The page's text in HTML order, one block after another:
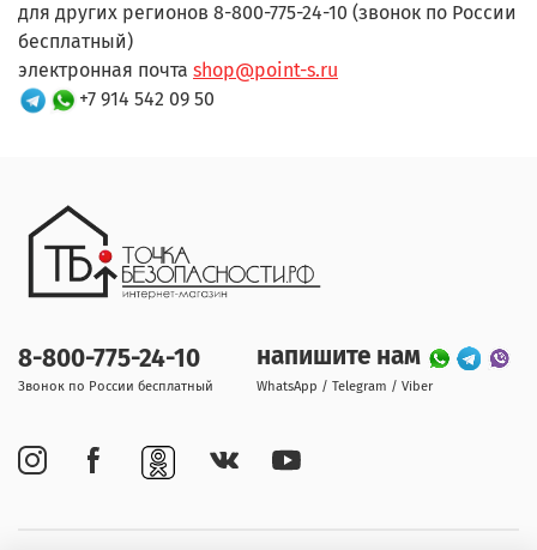
для других регионов 8-800-775-24-10 (звонок по России
бесплатный)
электронная почта shop@point-s.ru
+7 914 542 09 50
8-800-775-24-10
Звонок по России бесплатный
напишите нам
WhatsApp / Telegram / Viber